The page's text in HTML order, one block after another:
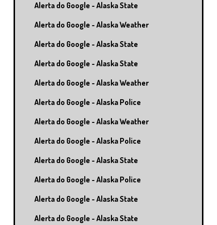
Alerta do Google - Alaska State
Alerta do Google - Alaska Weather
Alerta do Google - Alaska State
Alerta do Google - Alaska State
Alerta do Google - Alaska Weather
Alerta do Google - Alaska Police
Alerta do Google - Alaska Weather
Alerta do Google - Alaska Police
Alerta do Google - Alaska State
Alerta do Google - Alaska Police
Alerta do Google - Alaska State
Alerta do Google - Alaska State